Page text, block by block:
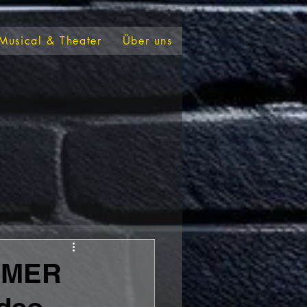
& Theater Über uns